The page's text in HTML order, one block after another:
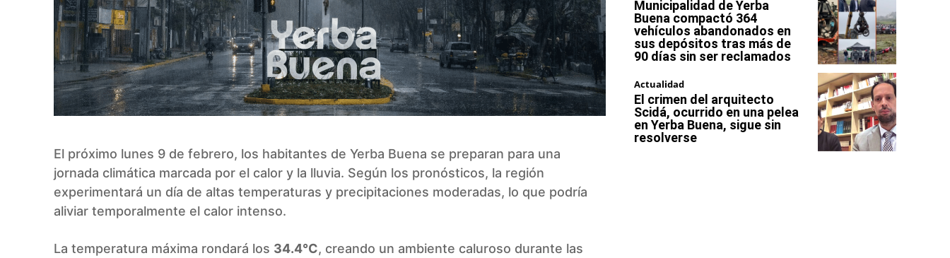
El próximo lunes 9 de febrero, los habitantes de Yerba Buena se preparan para una
jornada climática marcada por el calor y la lluvia. Según los pronósticos, la región
experimentará un día de altas temperaturas y precipitaciones moderadas, lo que podría
aliviar temporalmente el calor intenso.
La temperatura máxima rondará los 34.4°C, creando un ambiente caluroso durante las
Municipalidad de Yerba
Buena compactó 364
vehículos abandonados en
sus depósitos tras más de
90 días sin ser reclamados
Actualidad
El crimen del arquitecto
Scidá, ocurrido en una pelea
en Yerba Buena, sigue sin
resolverse